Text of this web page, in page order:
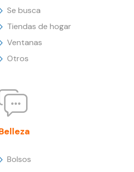
Se busca
Tiendas de hogar
Ventanas
Otros
Bolsos